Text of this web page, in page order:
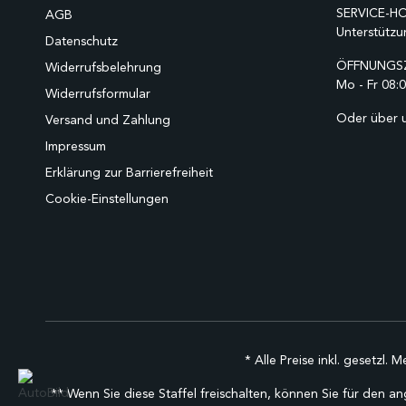
AGB
Datenschutz
Widerrufsbelehrung
Widerrufsformular
Versand und Zahlung
Impressum
Erklärung zur Barrierefreiheit
Cookie-Einstellungen
SERVICE-
Mo - Fr
Oder über
* Alle Preise inkl. gesetzl.
** Wenn Sie diese Staffel freischalten, können Sie für den